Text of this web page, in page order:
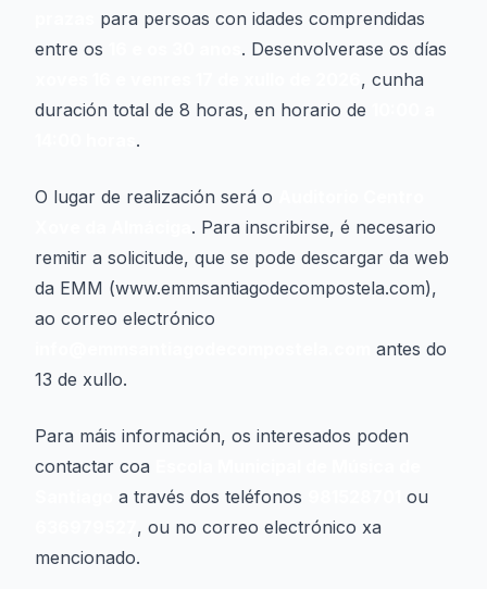
para persoas con idades comprendidas
entre os
. Desenvolverase os días
, cunha
duración total de 8 horas, en horario de
.
O lugar de realización será o
. Para inscribirse, é necesario
remitir a solicitude, que se pode descargar da web
da EMM (www.emmsantiagodecompostela.com),
ao correo electrónico
antes do
13 de xullo.
Para máis información, os interesados poden
contactar coa
a través dos teléfonos
ou
, ou no correo electrónico xa
mencionado.